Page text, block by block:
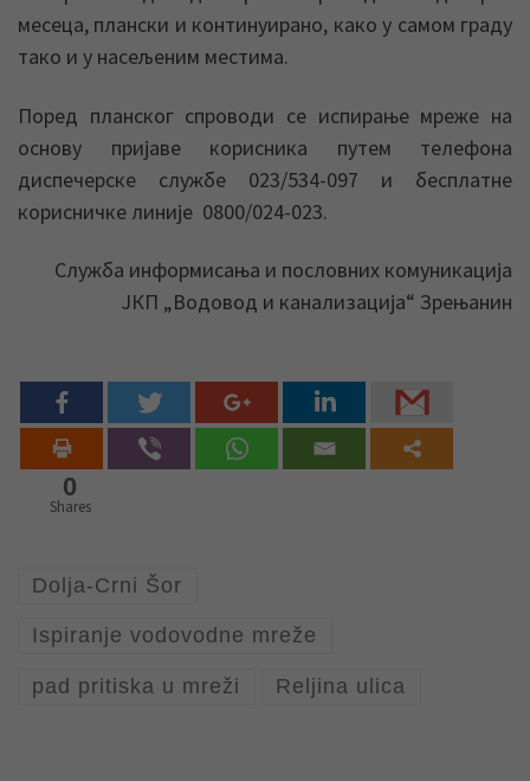
месеца, плански и континуирано, како у самом граду
тако и у насељеним местима.
Поред планског спроводи се испирање мреже на
основу пријаве корисника путем телефона
диспечерске службе 023/534-097 и бесплатне
корисничке линије 0800/024-023.
Служба информисања и пословних комуникација
ЈКП „Водовод и канализација“ Зрењанин
0
Shares
Dolja-Crni Šor
Ispiranje vodovodne mreže
pad pritiska u mreži Reljina ulica